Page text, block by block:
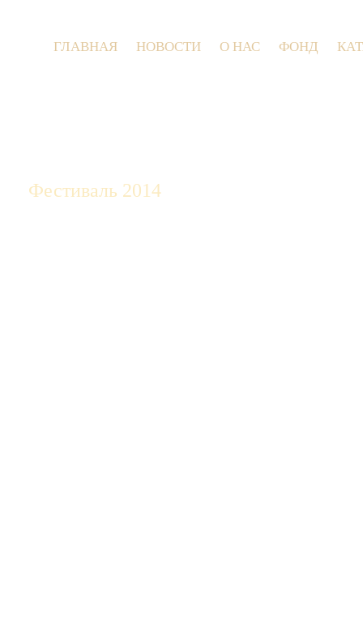
ГЛАВНАЯ НОВОСТИ О НАС ФОНД
Фестиваль 2014